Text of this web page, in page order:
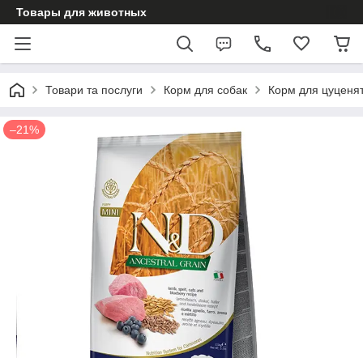
Товары для животных
Товари та послуги Корм для собак Корм для
–21%